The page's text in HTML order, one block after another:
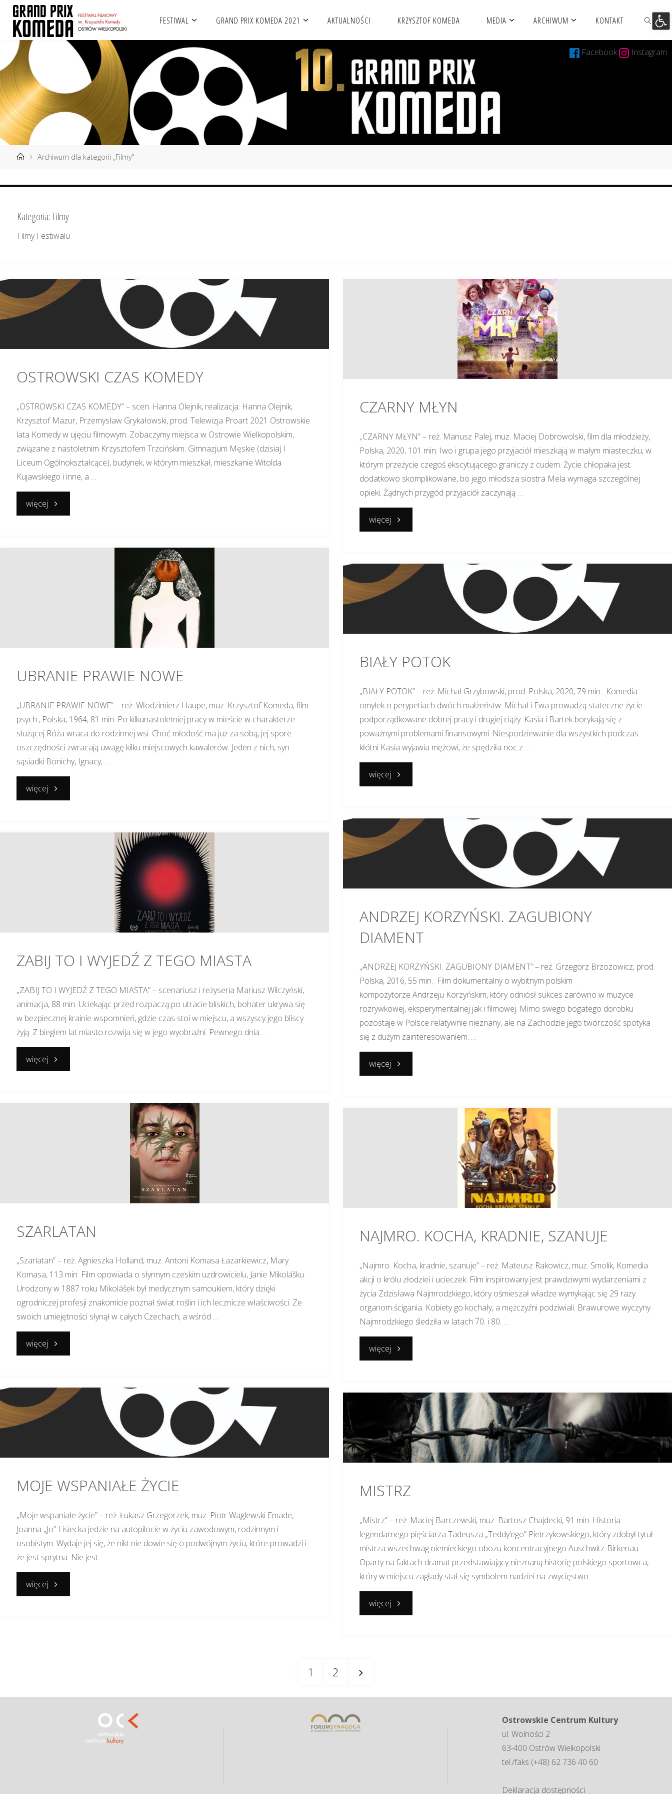
Przejdź
treści
FESTIWAL GRAND PRIX KOMEDA 2021 AKTUALNOŚCI KRZYSZTOF KOMEDA MEDIA ARCHIWUM KONTAKT
SZUKAJ
Facebook Instagram
StronaArchiwum dla kategorii „Filmy"
Kategoria: Filmy
Filmy Festiwalu
OSTROWSKI CZAS KOMEDY
„OSTROWSKI CZAS KOMEDY” – scen. Hanna Olejnik, realizacja: Hanna Olejnik,
Krzysztof Mazur, Przemysław Grykałowski, prod. Telewizja Proart 2021 Ostrowskie
lata Komedy w ujęciu filmowym. Zobaczymy miejsca w Ostrowie Wielkopolskim,
związane z nastoletnim Krzysztofem Trzcińskim: Gimnazjum Męskie (dzisiaj I
Liceum Ogólnokształcące), budynek, w którym mieszkał, mieszkanie Witolda
Kujawskiego i inne, a …
więcej"OSTROWSKI
CZARNY MŁYN
„CZARNY MŁYN” – reż. Mariusz Palej, muz. Maciej Dobrowolski, film dla młodzieży,
Polska, 2020, 101 min. Iwo i grupa jego przyjaciół mieszkają w małym miasteczku, w
którym przeżycie czegoś ekscytującego graniczy z cudem. Życie chłopaka jest
dodatkowo skomplikowane, bo jego młodsza siostra Mela wymaga szczególnej
opieki. Żądnych przygód przyjaciół zaczynają …
więcej"CZARNY
UBRANIE PRAWIE NOWE
„UBRANIE PRAWIE NOWE” – reż. Włodzimierz Haupe, muz. Krzysztof Komeda, film
psych., Polska, 1964, 81 min. Po kilkunastoletniej pracy w mieście w charakterze
służącej Róża wraca do rodzinnej wsi. Choć młodość ma już za sobą, jej spore
oszczędności zwracają uwagę kilku miejscowych kawalerów. Jeden z nich, syn
sąsiadki Bonichy, Ignacy, …
więcej"UBRANIE
BIAŁY POTOK
„BIAŁY POTOK” – reż. Michał Grzybowski, prod. Polska, 2020, 79 min. Komedia
omyłek o perypetiach dwóch małżeństw. Michał i Ewa prowadzą stateczne życie
podporządkowane dobrej pracy i drugiej ciąży. Kasia i Bartek borykają się z
poważnymi problemami finansowymi. Niespodziewanie dla wszystkich podczas
kłótni Kasia wyjawia mężowi, że spędziła noc z …
więcej"BIAŁY
ANDRZEJ KORZYŃSKI. ZAGUBIONY
DIAMENT
„ANDRZEJ KORZYŃSKI. ZAGUBIONY DIAMENT” – reż. Grzegorz Brzozowicz, prod.
Polska, 2016, 55 min. Film dokumentalny o wybitnym polskim
kompozytorze Andrzeju Korzyńskim, który odniósł sukces zarówno w muzyce
rozrywkowej, eksperymentalnej jak i filmowej. Mimo swego bogatego dorobku
pozostaje w Polsce relatywnie nieznany, ale na Zachodzie jego twórczość spotyka
się z dużym zainteresowaniem. …
więcej"ANDRZEJ
ZABIJ TO I WYJEDŹ Z TEGO MIASTA
„ZABIJ TO I WYJEDŹ Z TEGO MIASTA” – scenariusz i reżyseria Mariusz Wilczyński,
animacja, 88 min. Uciekając przed rozpaczą po utracie bliskich, bohater ukrywa się
w bezpiecznej krainie wspomnień, gdzie czas stoi w miejscu, a wszyscy jego bliscy
żyją. Z biegiem lat miasto rozwija się w jego wyobraźni. Pewnego dnia …
więcej"ZABIJ
MIASTA"
SZARLATAN
„Szarlatan” – reż. Agnieszka Holland, muz. Antoni Komasa Łazarkiewicz, Mary
Komasa, 113 min. Film opowiada o słynnym czeskim uzdrowicielu, Janie Mikolášku.
Urodzony w 1887 roku Mikolášek był medycznym samoukiem, który dzięki
ogrodniczej profesji znakomicie poznał świat roślin i ich lecznicze właściwości. Ze
swoich umiejętności słynął w całych Czechach, a wśród …
więcej"SZARLATAN"
NAJMRO. KOCHA, KRADNIE, SZANUJE
„Najmro. Kocha, kradnie, szanuje” – reż. Mateusz Rakowicz, muz. Smolik, Komedia
akcji o królu złodziei i ucieczek. Film inspirowany jest prawdziwymi wydarzeniami z
życia Zdzisława Najmrodzkiego, który ośmieszał władze wymykając się 29 razy
organom ścigania. Kobiety go kochały, a mężczyźni podziwiali. Brawurowe wyczyny
Najmrodzkiego śledziła w latach 70. i 80. …
więcej"NAJMRO.
KRADNIE,
SZANUJE"
MOJE WSPANIAŁE ŻYCIE
„Moje wspaniałe życie” – reż. Łukasz Grzegorzek, muz. Piotr Waglewski Emade,
Joanna „Jo” Lisiecka jedzie na autopilocie w życiu zawodowym, rodzinnym i
osobistym. Wydaje jej się, że nikt nie dowie się o podwójnym życiu, które prowadzi i
że jest sprytna. Nie jest.
więcej"MOJE
MISTRZ
„Mistrz” – reż. Maciej Barczewski, muz. Bartosz Chajdecki, 91 min. Historia
legendarnego pięściarza Tadeusza „Teddy’ego” Pietrzykowskiego, który zdobył tytuł
mistrza wszechwag niemieckiego obozu koncentracyjnego Auschwitz-Birkenau.
Oparty na faktach dramat przedstawiający nieznaną historię polskiego sportowca,
który w miejscu zagłady stał się symbolem nadziei na zwycięstwo.
więcej"MISTRZ"
Stronicowanie
wpisów
1 2
Ostrowskie Centrum Kultury
ul. Wolności 2
63-400 Ostrów Wielkopolski
tel./faks (+48) 62 736 40 60
Deklaracja dostępności